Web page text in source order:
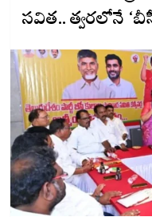
సవిత.. త్వరలోనే